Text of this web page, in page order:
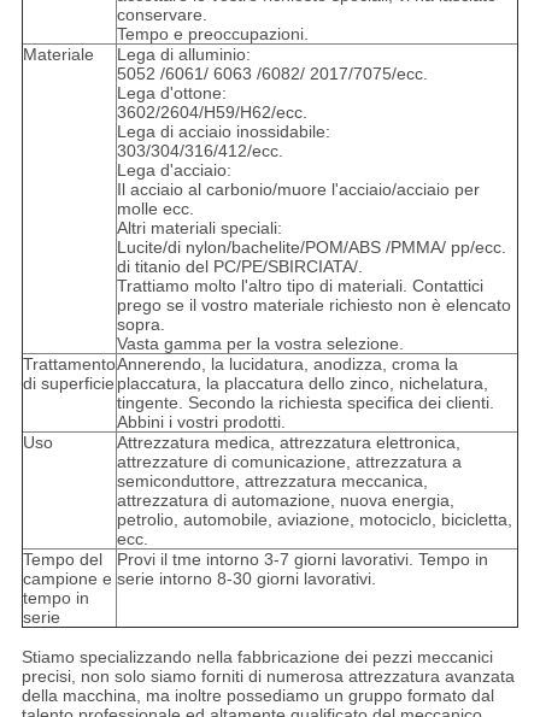
conservare.
Tempo e preoccupazioni.
Materiale
Lega di alluminio:
5052 /6061/ 6063 /6082/ 2017/7075/ecc.
Lega d'ottone:
3602/2604/H59/H62/ecc.
Lega di acciaio inossidabile:
303/304/316/412/ecc.
Lega d'acciaio:
Il acciaio al carbonio/muore l'acciaio/acciaio per
molle ecc.
Altri materiali speciali:
Lucite/di nylon/bachelite/POM/ABS /PMMA/ pp/ecc.
di titanio del PC/PE/SBIRCIATA/.
Trattiamo molto l'altro tipo di materiali. Contattici
prego se il vostro materiale richiesto non è elencato
sopra.
Vasta gamma per la vostra selezione.
Trattamento
di superficie
Annerendo, la lucidatura, anodizza, croma la
placcatura, la placcatura dello zinco, nichelatura,
tingente. Secondo la richiesta specifica dei clienti.
Abbini i vostri prodotti.
Uso
Attrezzatura medica, attrezzatura elettronica,
attrezzature di comunicazione, attrezzatura a
semiconduttore, attrezzatura meccanica,
attrezzatura di automazione, nuova energia,
petrolio, automobile, aviazione, motociclo, bicicletta,
ecc.
Tempo del
campione e
tempo in
serie
Provi il tme intorno 3-7 giorni lavorativi. Tempo in
serie intorno 8-30 giorni lavorativi.
Stiamo specializzando nella fabbricazione dei pezzi meccanici
precisi, non solo siamo forniti di numerosa attrezzatura avanzata
della macchina, ma inoltre possediamo un gruppo formato dal